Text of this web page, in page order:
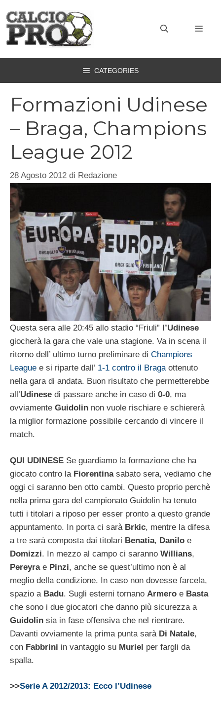
contenuto
CATEGORIES
Formazioni Udinese
– Braga, Champions
League 2012
28 Agosto 2012 di Redazione
Questa sera alle 20:45 allo stadio “Friuli”
l’Udinese
giocherà la gara che vale una stagione. Va in scena il
ritorno dell’ ultimo turno preliminare di Champions
League e si riparte dall’ 1-1 contro il Bragaottenuto
nella gara di andata. Buon risultato che permetterebbe
all’Udinese di passare anche in caso di 0-0, ma
ovviamente Guidolin non vuole rischiare e schiererà
la miglior formazione possibile cercando di vincere il
match.
QUI UDINESE Se guardiamo la formazione che ha
giocato contro la Fiorentinasabato sera, vediamo che
oggi ci saranno ben otto cambi. Questo proprio perchè
nella prima gara del campionato Guidolin ha tenuto
tutti i titolari a riposo per esser pronto a questo grande
appuntamento. In porta ci sarà Brkic, mentre la difesa
a tre sarà composta dai titolari Benatia, Danilo e
Domizzi. In mezzo al campo ci saranno Willians,
Pereyrae Pinzi, anche se quest’ultimo non è al
meglio della condizione. In caso non dovesse farcela,
spazio a Badu. Sugli esterni tornano Armero e Basta
che sono i due giocatori che danno più sicurezza a
Guidolin sia in fase offensiva che nel rientrare.
Davanti ovviamente la prima punta sarà Di Natale,
con Fabbrini in vantaggio su Muriel per fargli da
spalla.
>>Serie A 2012/2013: Ecco l’Udinese